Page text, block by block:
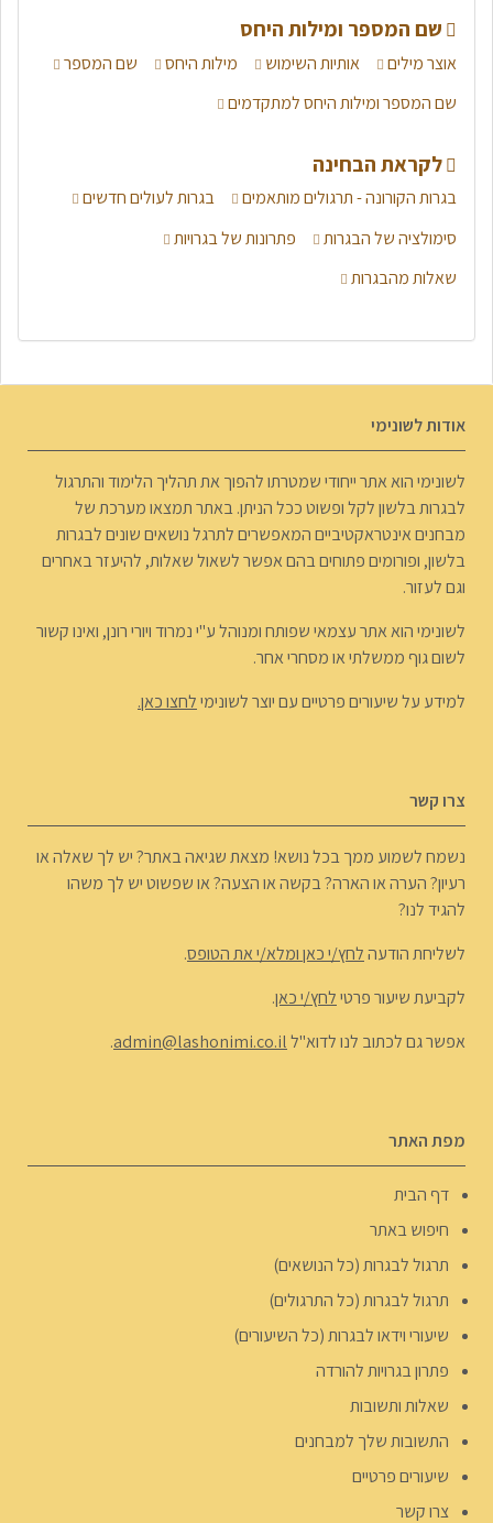
שם המספר ומילות היחס
אוצר מילים אותיות השימוש מילות היחס
שם המספר
שם המספר ומילות היחס למתקדמים
לקראת הבחינה
בגרות הקורונה - תרגולים מותאמים
בגרות לעולים חדשים
סימולציה של הבגרות
פתרונות של בגרויות
שאלות מהבגרות
אודות לשונימי
לשונימי הוא אתר ייחודי שמטרתו להפוך את תהליך הלימוד והתרגול
לבגרות בלשון לקל ופשוט ככל הניתן. באתר תמצאו מערכת של
מבחנים אינטראקטיביים המאפשרים לתרגל נושאים שונים לבגרות
בלשון, ופורומים פתוחים בהם אפשר לשאול שאלות, להיעזר באחרים
וגם לעזור.
לשונימי הוא אתר עצמאי שפותח ומנוהל ע"י נמרוד ויורי רונן, ואינו קשור
לשום גוף ממשלתי או מסחרי אחר.
למידע על שיעורים פרטיים עם יוצר לשונימילחצו כאן.
צרו קשר
נשמח לשמוע ממך בכל נושא! מצאת שגיאה באתר? יש לך שאלה או
רעיון? הערה או הארה? בקשה או הצעה? או שפשוט יש לך משהו
להגיד לנו?
לשליחת הודעהלחץ/י כאן ומלא/י את הטופס.
לקביעת שיעור פרטילחץ/י כאן.
אפשר גם לכתוב לנו לדוא"לadmin@lashonimi.co.il
.
מפת האתר
דף הבית
חיפוש באתר
תרגול לבגרות (כל הנושאים)
תרגול לבגרות (כל התרגולים)
שיעורי וידאו לבגרות (כל השיעורים)
פתרון בגרויות להורדה
שאלות ותשובות
התשובות שלך למבחנים
שיעורים פרטיים
צרו קשר